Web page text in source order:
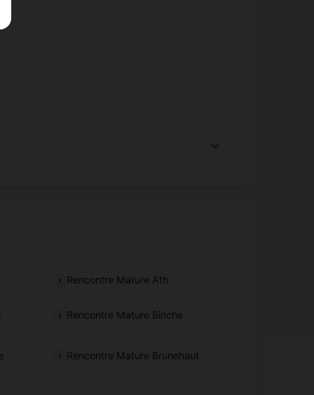
Rencontre Mature Ath
Rencontre Mature Binche
Rencontre Mature Brunehaut